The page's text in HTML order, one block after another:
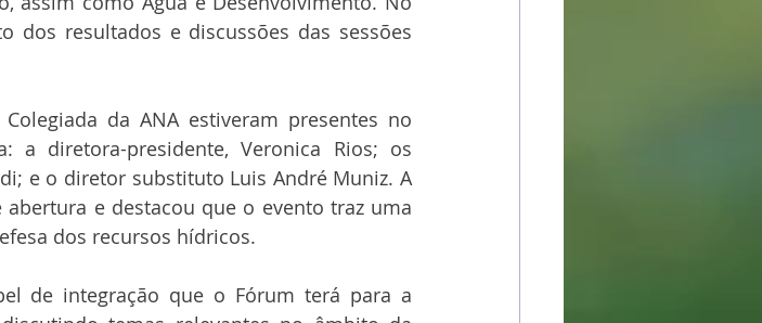
dos resultados e discussões das sessões
da ANA estiveram presentes no
a diretora-presidente, Veronica Rios; os
e o diretor substituto Luis André Muniz. A
e destacou que o evento traz uma
dos recursos hídricos.
de integração que o Fórum terá para a